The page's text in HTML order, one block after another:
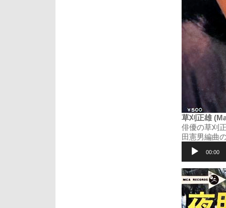
草刈正雄
俳優の草刈
田憲男編曲
プ
レ
ー
ヤ
ー
00:00